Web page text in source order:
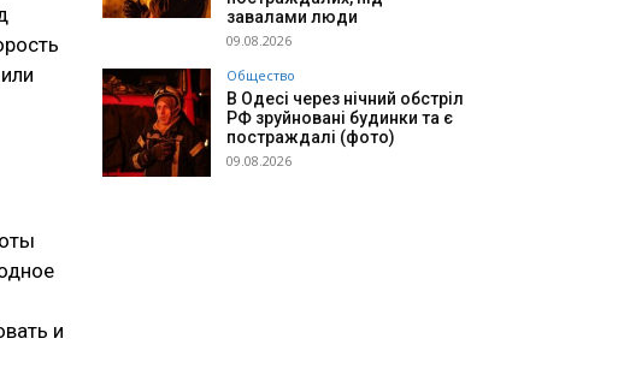
и
завалами люди
09.08.2026
Общество
В Одесі через нічний обстріл
РФ зруйновані будинки та є
постраждалі (фото)
09.08.2026